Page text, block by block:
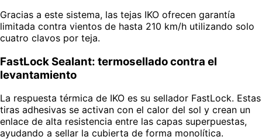
Gracias a este sistema, las tejas IKO ofrecen garantía
limitada contra vientos de hasta 210 km/h utilizando solo
cuatro clavos por teja.
FastLock Sealant: termosellado contra el
levantamiento
La respuesta térmica de IKO es su sellador FastLock. Estas
tiras adhesivas se activan con el calor del sol y crean un
enlace de alta resistencia entre las capas superpuestas,
ayudando a sellar la cubierta de forma monolítica.